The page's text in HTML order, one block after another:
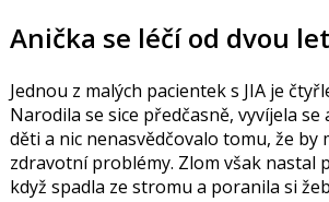
Anička se léčí od dvou let
Jednou z malých pacientek s JIA je
Narodila se sice předčasně, vyvíjela
děti a nic nenasvědčovalo tomu, že by
zdravotní problémy. Zlom však nastal
když spadla ze stromu a poranila si